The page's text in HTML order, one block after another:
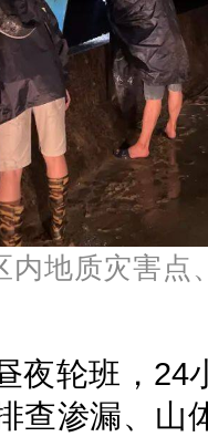
地质灾害点
夜轮班，24
查渗漏、山